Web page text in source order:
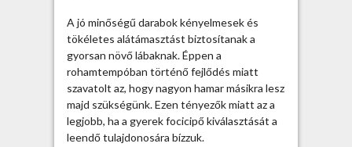
n
b
e
j
e
g
y
z
A jó minőségű darabok kényelmesek és
tökéletes alátámasztást biztosítanak a
gyorsan növő lábaknak. Éppen a
rohamtempóban történő fejlődés miatt
szavatolt az, hogy nagyon hamar másikra lesz
majd szükségünk. Ezen tényezők miatt az a
legjobb, ha a gyerek focicipő kiválasztását a
leendő tulajdonosára bízzuk.